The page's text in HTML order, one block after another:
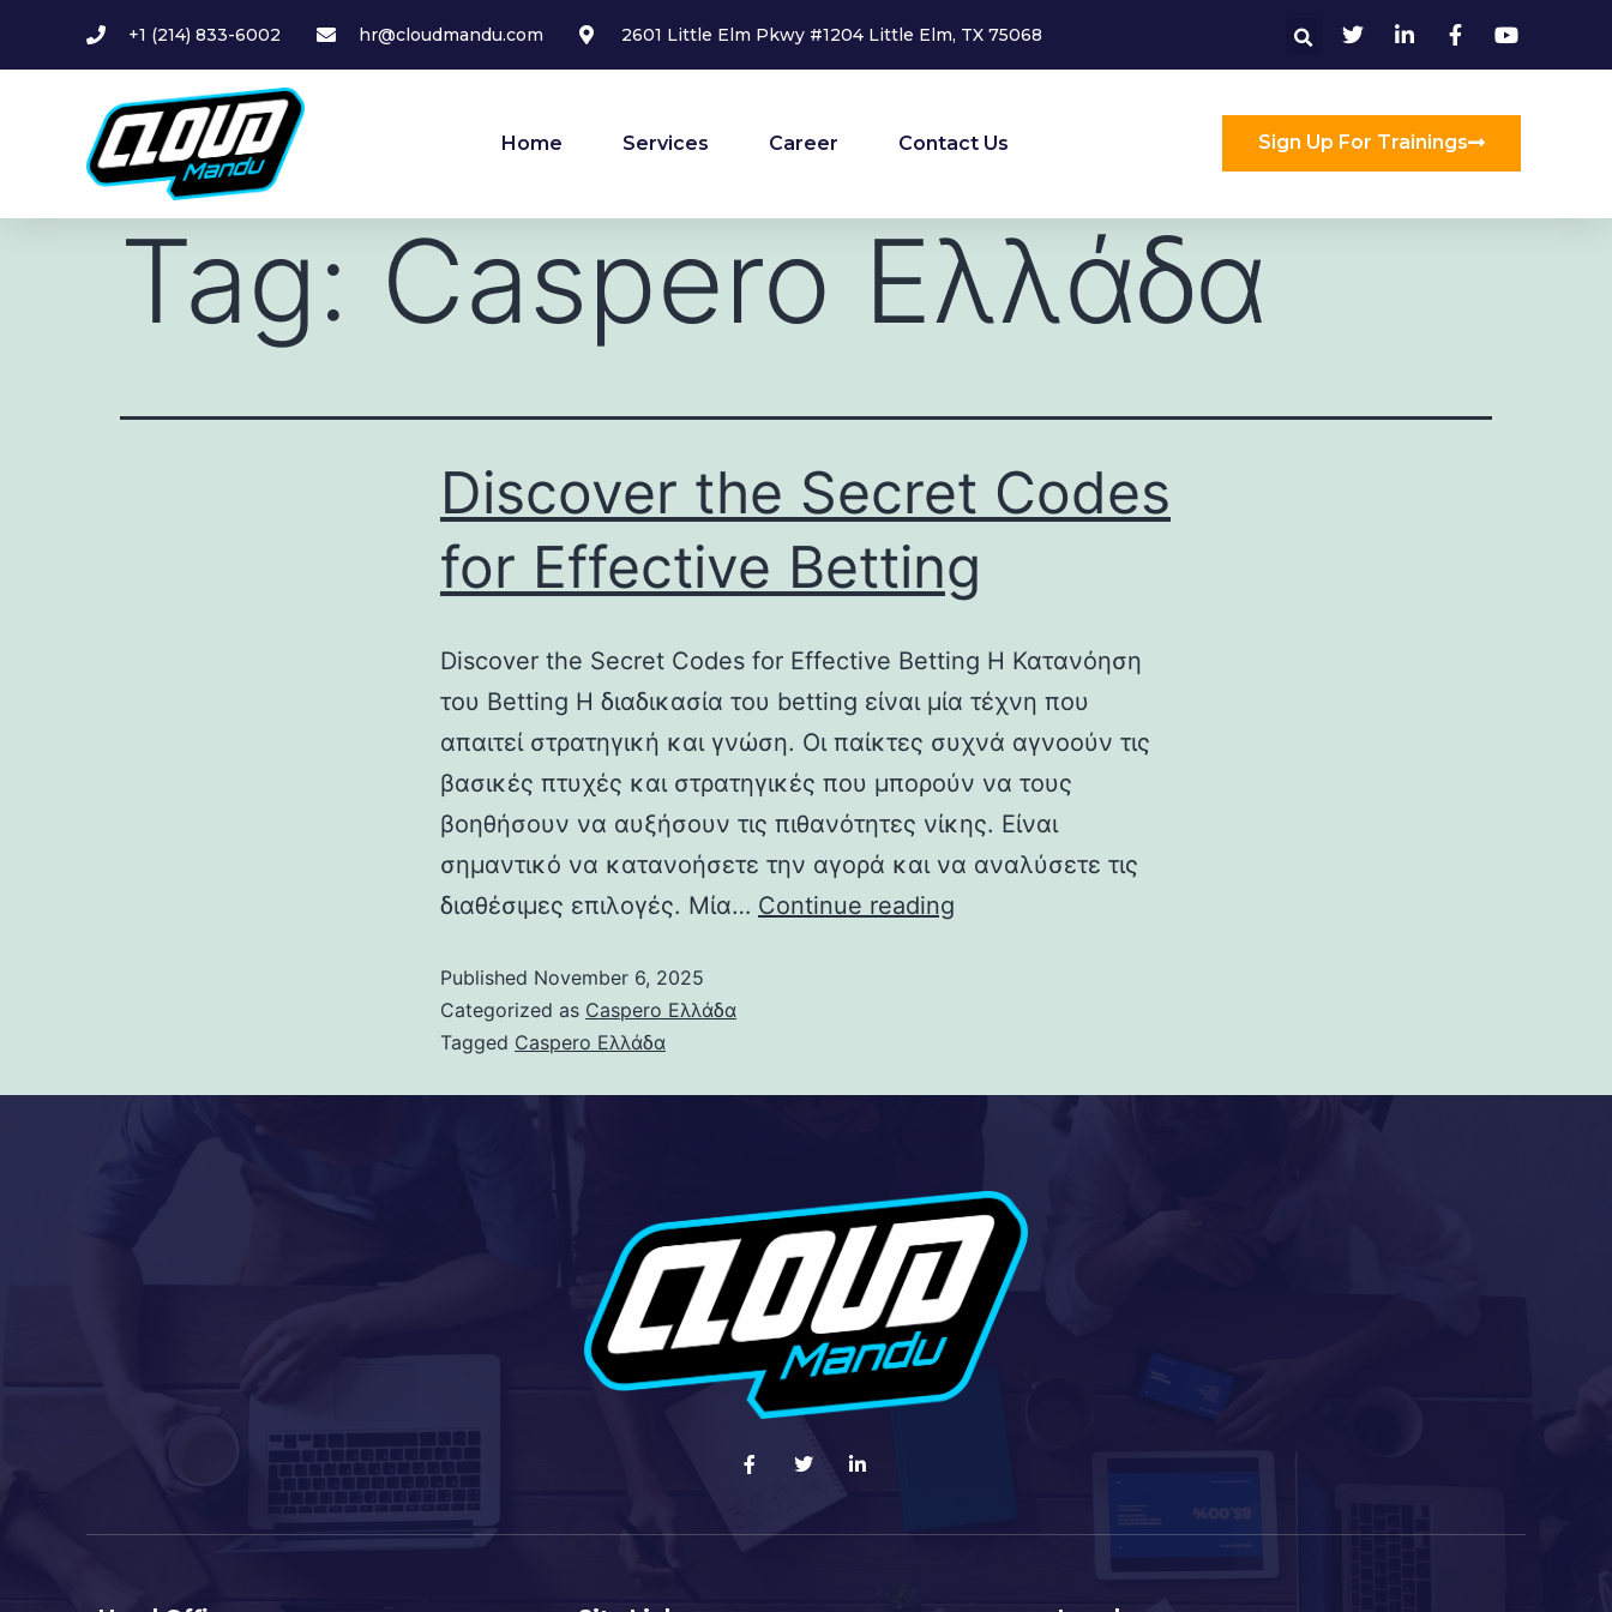
+1 (214) 833-6002 hr@cloudmandu.com 2601 Little Elm Pkwy #1204 Little Elm, TX 75068
Home Services Career Contact Us Sign Up For Trainings
Tag: Caspero Ελλάδα
Discover the Secret Codes
for Effective Betting
Discover the Secret Codes for Effective Betting Η Κατανόηση
του Betting Η διαδικασία του betting είναι μία τέχνη που
απαιτεί στρατηγική και γνώση. Οι παίκτες συχνά αγνοούν τις
βασικές πτυχές και στρατηγικές που μπορούν να τους
βοηθήσουν να αυξήσουν τις πιθανότητες νίκης. Είναι
σημαντικό να κατανοήσετε την αγορά και να αναλύσετε τις
διαθέσιμες επιλογές. Μία… Continue reading
Published November 6, 2025
Categorized as Caspero Ελλάδα
Tagged Caspero Ελλάδα